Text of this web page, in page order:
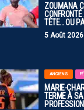
ZOUMANA
TÊTE… OU
5 Août 2026
ANCIENS
MARIE-
TERME À
de Chine
le second
adversaires,
(0-1).
était